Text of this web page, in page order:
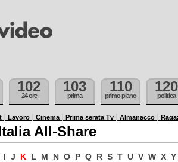
102
24 ore
103
prima
110
primo piano
120
politica
Lavoro Cinema Prima serata Tv Almanacco
All-Share
I J K L M N O P Q R S T U V W X Y